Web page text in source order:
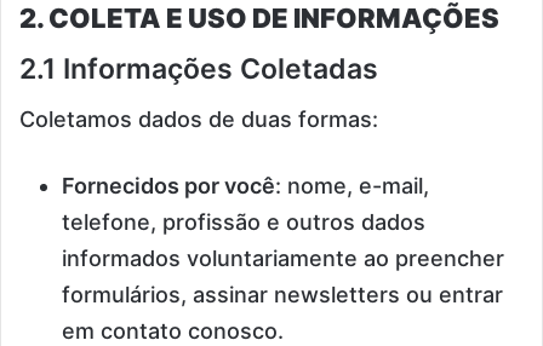
2. COLETA E USO DE INFORMAÇÕES
2.1 Informações Coletadas
Coletamos dados de duas formas:
Fornecidos por você: nome, e-mail,
telefone, profissão e outros dados
informados voluntariamente ao preencher
formulários, assinar newsletters ou entrar
em contato conosco.